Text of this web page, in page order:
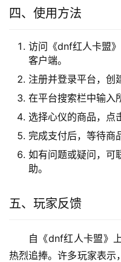
四、使用方法
访问《dnf红人卡盟
客户端。
注册并登录平台，创
在平台搜索栏中输入
选择心仪的商品，点
完成支付后，等待商
如有问题或疑问，可
助。
五、玩家反馈
自《dnf红人卡盟》
热烈追捧。许多玩家表示